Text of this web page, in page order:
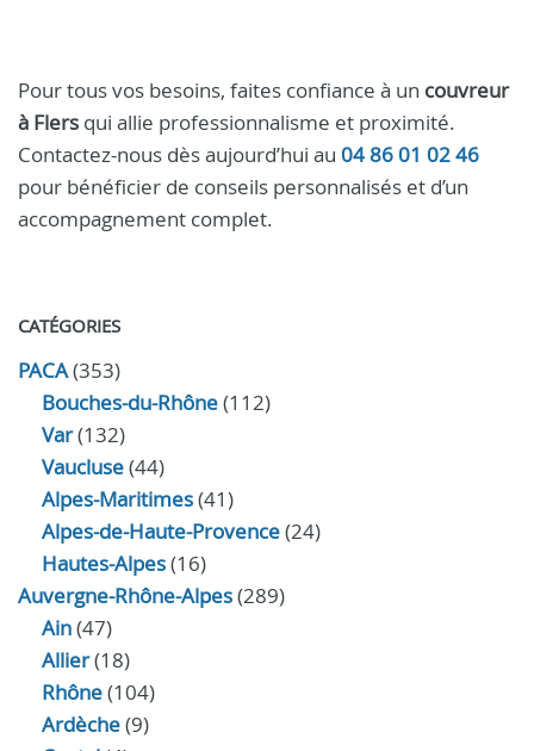
Pour tous vos besoins, faites confiance à un couvreur
à Flers qui allie professionnalisme et proximité.
Contactez-nous dès aujourd’hui au 04 86 01 02 46
pour bénéficier de conseils personnalisés et d’un
accompagnement complet.
CATÉGORIES
PACA(353)
Bouches-du-Rhône(112)
Var(132)
Vaucluse(44)
Alpes-Maritimes(41)
Alpes-de-Haute-Provence(24)
Hautes-Alpes(16)
Auvergne-Rhône-Alpes(289)
Ain(47)
Allier(18)
Rhône(104)
Ardèche(9)